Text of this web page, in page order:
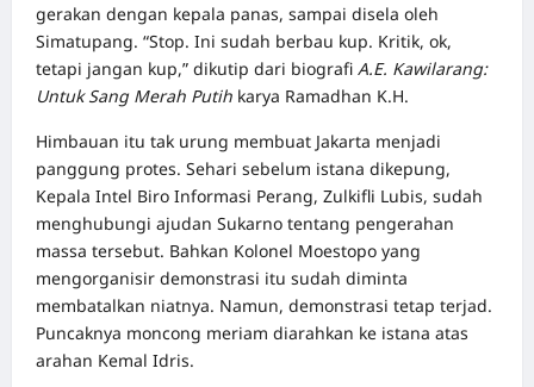
gerakan dengan kepala panas, sampai disela oleh
Simatupang. “Stop. Ini sudah berbau kup. Kritik, ok,
tetapi jangan kup,” dikutip dari biografi A.E. Kawilarang:
Untuk Sang Merah Putih karya Ramadhan K.H.
Himbauan itu tak urung membuat Jakarta menjadi
panggung protes. Sehari sebelum istana dikepung,
Kepala Intel Biro Informasi Perang, Zulkifli Lubis, sudah
menghubungi ajudan Sukarno tentang pengerahan
massa tersebut. Bahkan Kolonel Moestopo yang
mengorganisir demonstrasi itu sudah diminta
membatalkan niatnya. Namun, demonstrasi tetap terjad.
Puncaknya moncong meriam diarahkan ke istana atas
arahan Kemal Idris.